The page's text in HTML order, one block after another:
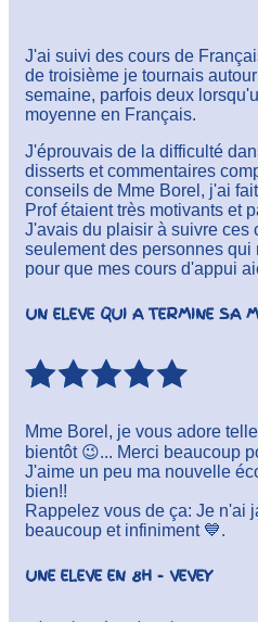
J'ai suivi des cours de
de troisième je tournais
semaine, parfois deux
moyenne en Français.
J'éprouvais de la difficulté
disserts et commentaires
conseils de Mme Borel, j'ai
Prof étaient très motivants et
J'avais du plaisir à suivre ces
seulement des personnes
pour que mes cours d'appui
UN ELEVE QUI A TERMINE SA
Mme Borel, je vous adore
bientôt 😉... Merci beaucoup
J'aime un peu ma nouvelle
bien!!
Rappelez vous de ça: Je n'ai
beaucoup et infiniment 💙.
UNE ELEVE EN 8H - VEVEY